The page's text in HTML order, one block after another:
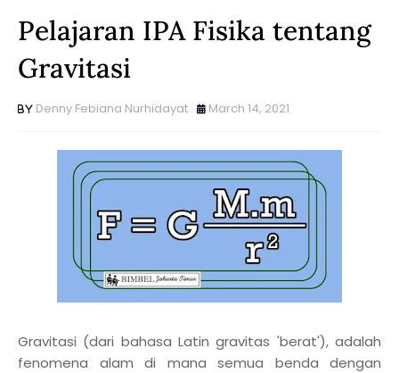
Pelajaran IPA Fisika tentang
Gravitasi
Denny Febiana Nurhidayat March 14, 2021
Gravitasi (dari bahasa Latin gravitas 'berat'), adalah
fenomena alam di mana semua benda dengan